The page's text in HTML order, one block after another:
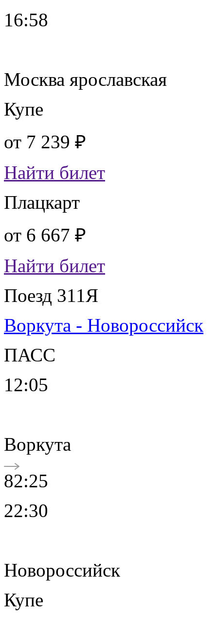
16:58
Москва ярославская
Купе
от 7 239 ₽
Найти билет
Плацкарт
от 6 667 ₽
Найти билет
Поезд 311Я
Воркута - Новороссийск
ПАСС
12:05
Воркута
82:25
22:30
Новороссийск
Купе